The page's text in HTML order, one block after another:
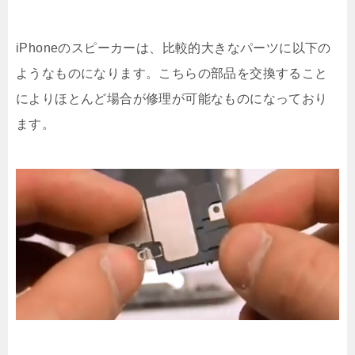
iPhoneのスピーカーは、比較的大きなパーツに以下の
ようなものになります。こちらの部品を交換すること
によりほとんど場合が修理が可能なものになっており
ます。